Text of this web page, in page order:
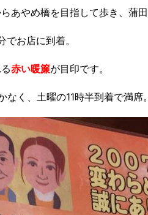
あやめ橋を目指して歩き、蒲
でお店に到着。
赤い暖簾が目印です。
なく、土曜の11時半到着で満席